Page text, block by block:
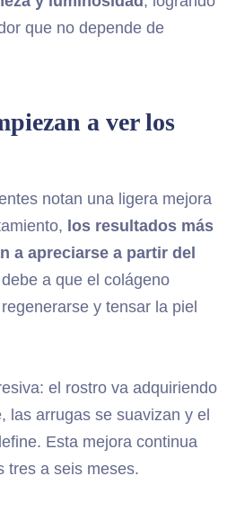
que no depende de
a ver los
notan una ligera mejora
los resultados más
a apreciarse a partir del
a que el colágeno
y tensar la piel
el rostro va adquiriendo
las arrugas se suavizan y el
Esta mejora continua
tres a seis meses.